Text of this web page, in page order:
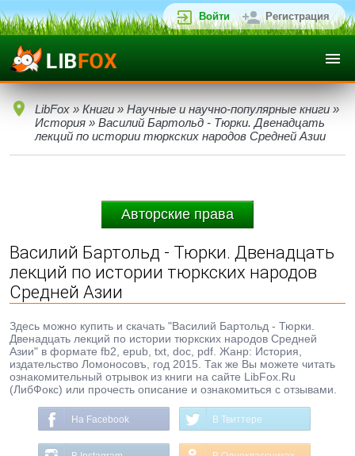
Войти Регистрация
LibFox » Книги » Научные и научно-популярные книги »
История » Василий Бартольд - Тюрки. Двенадцать
лекций по истории тюркских народов Средней Азии
Авторские права
Василий Бартольд - Тюрки. Двенадцать
лекций по истории тюркских народов
Средней Азии
Здесь можно купить и скачать "Василий Бартольд - Тюрки.
Двенадцать лекций по истории тюркских народов Средней
Азии" в формате fb2, epub, txt, doc, pdf. Жанр: История,
издательство Ломоносовъ, год 2015. Так же Вы можете читать
ознакомительный отрывок из книги на сайте LibFox.Ru
(ЛибФокс) или прочесть описание и ознакомиться с отзывами.
На Facebook В Твиттере